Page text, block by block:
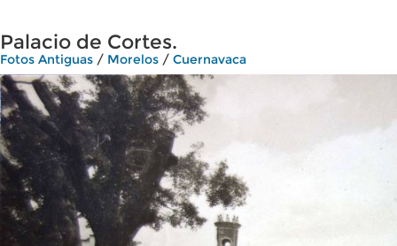
Palacio de Cortes.
Fotos Antiguas / Morelos / Cuernavaca